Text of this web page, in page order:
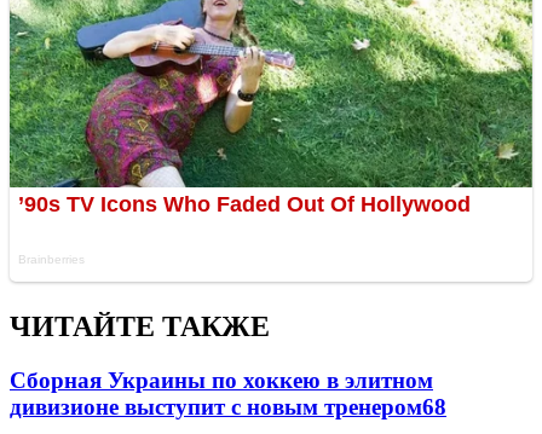
ЧИТАЙТЕ ТАКЖЕ
Сборная Украины по хоккею в элитном
дивизионе выступит с новым тренером68